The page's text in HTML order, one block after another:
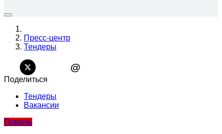
Пресс-центр
Тендеры
@
Поделиться
Тендеры
Вакансии
Помочь